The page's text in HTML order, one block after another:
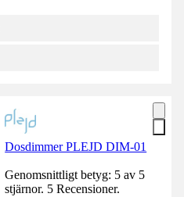
Dosdimmer PLEJD DIM-01
Genomsnittligt betyg: 5 av 5
stjärnor. 5 Recensioner.